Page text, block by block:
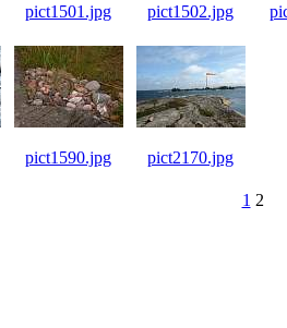
pict1501.jpg pict1502.jpg
pict1590.jpg pict2170.jpg
1 2